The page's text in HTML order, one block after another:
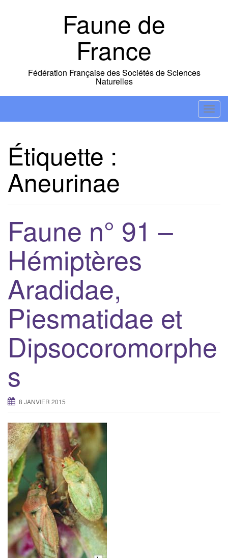
Faune de
France
Fédération Française des Sociétés de Sciences
Naturelles
T
o
Étiquette :
Aneurinae
Faune n° 91 –
Hémiptères
Aradidae,
Piesmatidae et
Dipsocoromorphe
s
8 JANVIER 2015